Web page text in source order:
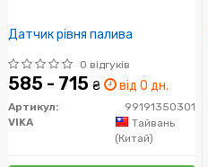
Датчик рівня палива
0 відгуків
585 - 715 ₴ від 0 дн.
Артикул:
99191350301
VIKA
Тайвань
(Китай)